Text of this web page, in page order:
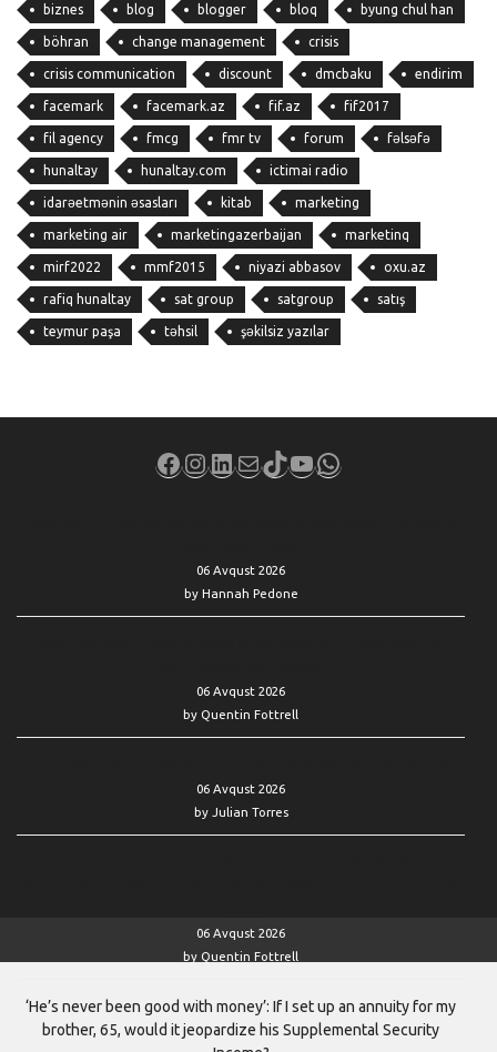
biznes blog blogger bloq byung chul han
böhran change management crisis
crisis communication discount dmcbaku endirim
facemark facemark.az fif.az fif2017
fil agency fmcg fmr tv forum fəlsəfə
hunaltay hunaltay.com ictimai radio
idarəetmənin əsasları kitab marketing
marketing air marketingazerbaijan marketinq
mirf2022 mmf2015 niyazi abbasov oxu.az
rafiq hunaltay sat group satgroup satış
teymur paşa təhsil şəkilsiz yazılar
Facebook
Instagram
LinkedIn
MailTikTok
YouTube
WhatsApp
06 Avqust 2026
by Hannah Pedone
06 Avqust 2026
by Quentin Fottrell
06 Avqust 2026
by Julian Torres
06 Avqust 2026
by Quentin Fottrell
‘He’s never been good with money’: If I set up an annuity for my
brother, 65, would it jeopardize his Supplemental Security